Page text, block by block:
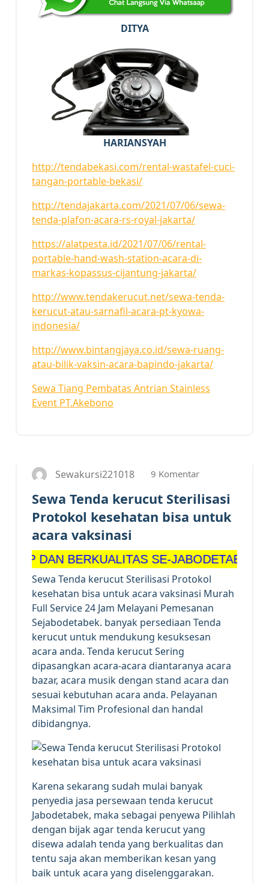
DITYA
HARIANSYAH
http://tendabekasi.com/rental-wastafel-cuci-
tangan-portable-bekasi/
http://tendajakarta.com/2021/07/06/sewa-
tenda-plafon-acara-rs-royal-jakarta/
https://alatpesta.id/2021/07/06/rental-
portable-hand-wash-station-acara-di-
markas-kopassus-cijantung-jakarta/
http://www.tendakerucut.net/sewa-tenda-
kerucut-atau-sarnafil-acara-pt-kyowa-
indonesia/
http://www.bintangjaya.co.id/sewa-ruang-
atau-bilik-vaksin-acara-bapindo-jakarta/
Sewa Tiang Pembatas Antrian Stainless
Event PT.Akebono
Sewakursi221018 9 Komentar
Sewa Tenda kerucut Sterilisasi
Protokol kesehatan bisa untuk
acara vaksinasi
BERKUALITAS SE-JABODETABEK
Sewa Tenda kerucut Sterilisasi Protokol
kesehatan bisa untuk acara vaksinasi Murah
Full Service 24 Jam Melayani Pemesanan
Sejabodetabek. banyak persediaan Tenda
kerucut untuk mendukung kesuksesan
acara anda. Tenda kerucut Sering
dipasangkan acara-acara diantaranya acara
bazar, acara musik dengan stand acara dan
sesuai kebutuhan acara anda. Pelayanan
Maksimal Tim Profesional dan handal
dibidangnya.
Karena sekarang sudah mulai banyak
penyedia jasa persewaan tenda kerucut
Jabodetabek, maka sebagai penyewa Pilihlah
dengan bijak agar tenda kerucut yang
disewa adalah tenda yang berkualitas dan
tentu saja akan memberikan kesan yang
baik untuk acara yang diselenggarakan.